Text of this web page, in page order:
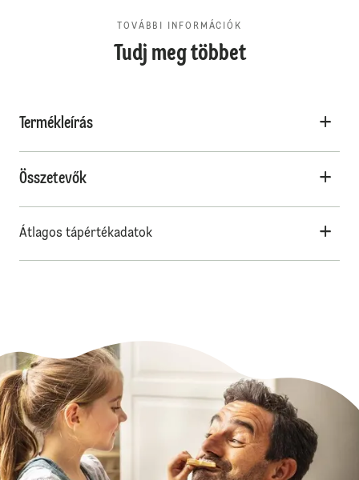
TOVÁBBI INFORMÁCIÓK
Tudj meg többet
Termékleírás
Összetevők
Átlagos tápértékadatok